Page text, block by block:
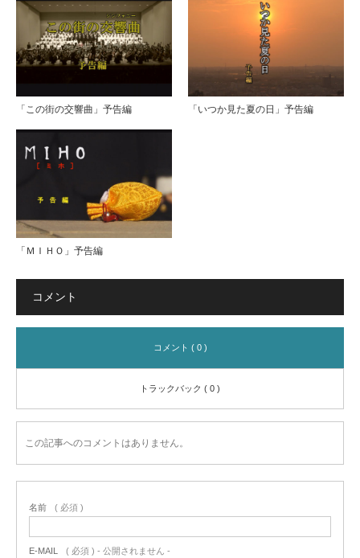
「この街の交響曲」予告編 「いつか見た夏の日」予告編
「ＭＩＨＯ」予告編
コメント
コメント ( 0 )
トラックバック ( 0 )
この記事へのコメントはありません。
名前 ( 必須 )
E-MAIL ( 必須 ) - 公開されません -